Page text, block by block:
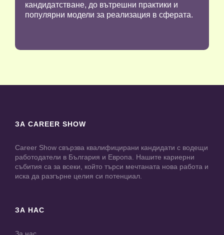
кандидатстване, до вътрешни практики и
популярни модели за реализация в сферата.
ЗА CAREER SHOW
Career Show свързва квалифицирани кандидати с водещи
работодатели в България и Европа. Нашите кариерни
събития са за всеки, който търси мечтаната нова работа и
иска да разгърне целия си потенциал.
ЗА НАС